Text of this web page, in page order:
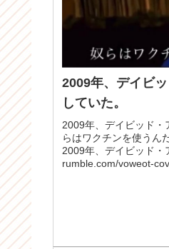
2009年、デイビ
していた。
2009年、デイビッド・
らはワクチンを使うん
2009年、デイビッド・
rumble.com/voweot-